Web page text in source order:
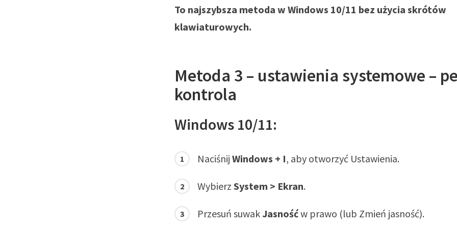
To najszybsza metoda w Windows 10/11 bez użycia skrótów
klawiaturowych.
Metoda 3 – ustawienia systemowe –
kontrola
Windows 10/11:
Naciśnij Windows + I, aby otworzyć Ustawienia.
Wybierz System > Ekran.
Przesuń suwakJasnośćw prawo (lub Zmień jasność).